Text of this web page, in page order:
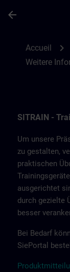
arrow_back
Accueil chevron_right
Weitere
SITRAIN -
Um unsere
zu gestalten,
praktischen
ausgerichtet
durch gezielte
besser
Bei Bedarf
SiePortal